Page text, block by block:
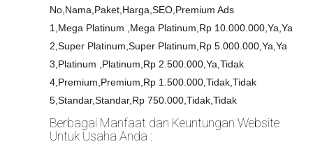
No,Nama,Paket,Harga,SEO,Premium Ads
1,Mega Platinum ,Mega Platinum,Rp 10.000.000,Ya,Ya
2,Super Platinum,Super Platinum,Rp 5.000.000,Ya,Ya
3,Platinum ,Platinum,Rp 2.500.000,Ya,Tidak
4,Premium,Premium,Rp 1.500.000,Tidak,Tidak
5,Standar,Standar,Rp 750.000,Tidak,Tidak
Berbagai Manfaat dan Keuntungan Website
Untuk Usaha Anda :